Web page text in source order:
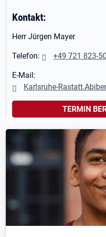
Kontakt:
Herr Jürgen Mayer
Telefon: +49 721 823-
E-Mail:
Karlsruhe-
TERMIN